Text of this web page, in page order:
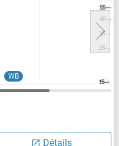
WB
Détails